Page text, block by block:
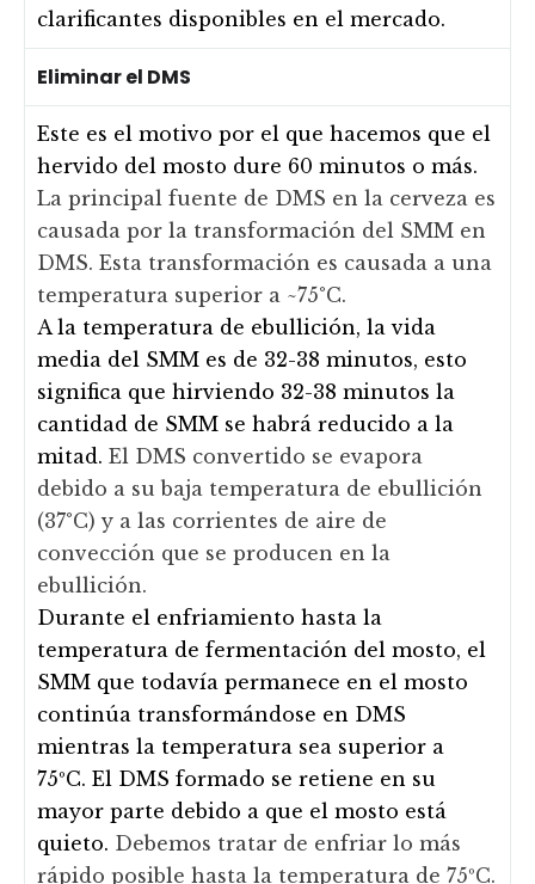
clarificantes disponibles en el mercado.
Eliminar el DMS
Este es el motivo por el que hacemos que el
hervido del mosto dure 60 minutos o más.
La principal fuente de DMS en la cerveza es
causada por la transformación del SMM en
DMS. Esta transformación es causada a una
temperatura superior a ~75°C.
A la temperatura de ebullición, la vida
media del SMM es de 32-38 minutos, esto
significa que hirviendo 32-38 minutos la
cantidad de SMM se habrá reducido a la
mitad. El DMS convertido se evapora
debido a su baja temperatura de ebullición
(37°C) y a las corrientes de aire de
convección que se producen en la
ebullición.
Durante el enfriamiento hasta la
temperatura de fermentación del mosto, el
SMM que todavía permanece en el mosto
continúa transformándose en DMS
mientras la temperatura sea superior a
75ºC. El DMS formado se retiene en su
mayor parte debido a que el mosto está
quieto. Debemos tratar de enfriar lo más
rápido posible hasta la temperatura de 75ºC.